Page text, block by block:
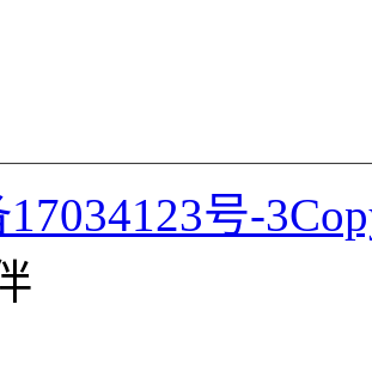
17034123号-